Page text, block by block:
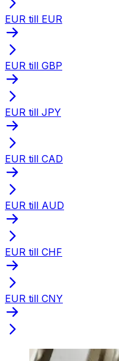
EUR till EUR
EUR till GBP
EUR till JPY
EUR till CAD
EUR till AUD
EUR till CHF
EUR till CNY